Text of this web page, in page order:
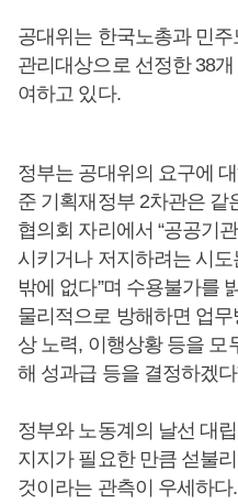
공대위는 한국노총과 민
관리대상으로 선정한 38
여하고 있다.
정부는 공대위의 요구에
준 기획재정부 2차관은 같
협의회 자리에서 “공공기
시키거나 저지하려는 시
밖에 없다”며 수용불가를
물리적으로 방해하면 업무
상 노력, 이행상황 등을 모
해 성과급 등을 결정하겠
정부와 노동계의 날선 대
지지가 필요한 만큼 섣불
것이라는 관측이 우세하